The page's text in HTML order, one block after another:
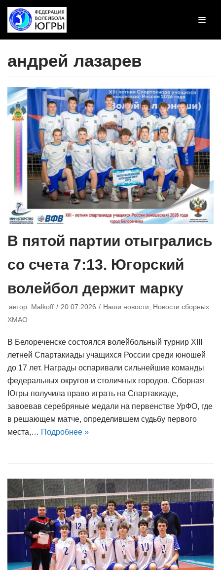
Перейти
к
андрей лазарев
В пятой партии отыгрались
со счета 7:13. Югорский
волейбол держит марку
автор: Malkoff 20.07.2026 Наши новости, Новости сборных
ХМАО
В Белореченске состоялся волейбольный турнир XIII
летней Спартакиады учащихся России среди юношей
до 17 лет. Награды оспаривали сильнейшие команды
федеральных округов и столичных городов. Сборная
Югры получила право играть на Спартакиаде,
завоевав серебряные медали на первенстве УрФО, где
в решающем матче, определившем судьбу первого
места,… Подробнее »